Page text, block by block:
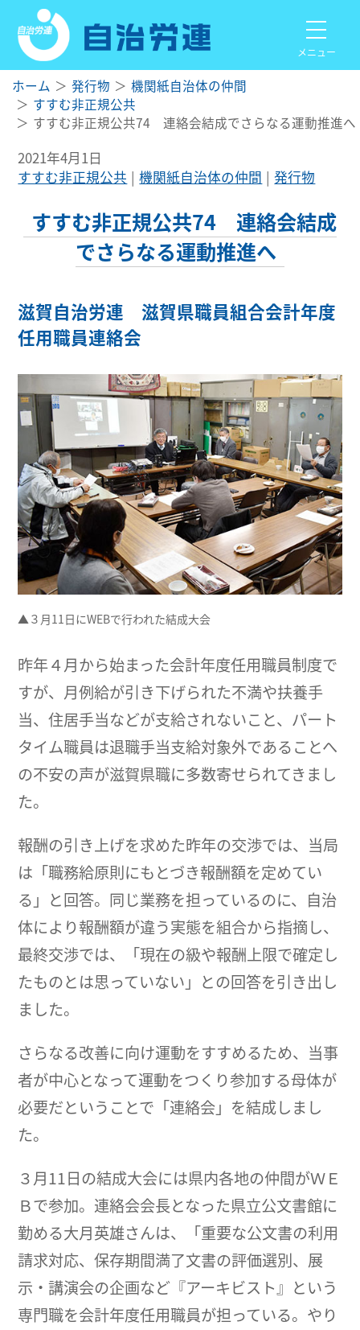
メニュー
ホーム 発行物
機関紙自治体の仲間
すすむ非正規公共
すすむ非正規公共74 連絡会結成でさらなる運動推進へ
2021年4月1日
すすむ非正規公共
機関紙自治体の仲間 発行物
すすむ非正規公共74 連絡会結成
でさらなる運動推進へ
滋賀自治労連 滋賀県職員組合会計年度
任用職員連絡会
▲３月11日にWEBで行われた結成大会
昨年４月から始まった会計年度任用職員制度で
すが、月例給が引き下げられた不満や扶養手
当、住居手当などが支給されないこと、パート
タイム職員は退職手当支給対象外であることへ
の不安の声が滋賀県職に多数寄せられてきまし
た。
報酬の引き上げを求めた昨年の交渉では、当局
は「職務給原則にもとづき報酬額を定めてい
る」と回答。同じ業務を担っているのに、自治
体により報酬額が違う実態を組合から指摘し、
最終交渉では、「現在の級や報酬上限で確定し
たものとは思っていない」との回答を引き出し
ました。
さらなる改善に向け運動をすすめるため、当事
者が中心となって運動をつくり参加する母体が
必要だということで「連絡会」を結成しまし
た。
３月11日の結成大会には県内各地の仲間がＷＥ
Ｂで参加。連絡会会長となった県立公文書館に
勤める大月英雄さんは、「重要な公文書の利用
請求対応、保存期間満了文書の評価選別、展
示・講演会の企画など『アーキビスト』という
専門職を会計年度任用職員が担っている。やり